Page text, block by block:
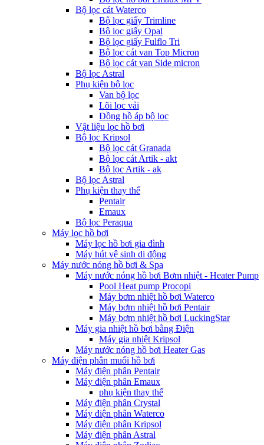
Bộ lọc cát Waterco
Bộ lọc giấy Trimline
Bộ lọc giấy Opal
Bộ lọc giấy Fulflo Tri
Bộ lọc cát van Top Micron
Bộ lọc cát van Side micron
Bộ lọc Astral
Phụ kiện bộ lọc
Van bộ lọc
Lõi lọc vải
Đồng hồ áp bộ lọc
Vật liệu lọc hồ bơi
Bộ lọc Kripsol
Bộ lọc cát Granada
Bộ lọc cát Artik - akt
Bộ lọc Artik - ak
Bộ lọc Astral
Phụ kiện thay thế
Pentair
Emaux
Bộ lọc Peraqua
Máy lọc hồ bơi
Máy lọc hồ bơi gia đình
Máy hút vệ sinh di động
Máy nước nóng hồ bơi & Spa
Máy nước nóng hồ bơi Bơm nhiệt - Heater Pump
Pool Heat pump Procopi
Máy bơm nhiệt hồ bơi Waterco
Máy bơm nhiệt hồ bơi Pentair
Máy bơm nhiệt hồ bơi LuckingStar
Máy gia nhiệt hồ bơi bằng Điện
Máy gia nhiệt Kripsol
Máy nước nóng hồ bơi Heater Gas
Máy điện phân muối hồ bơi
Máy điện phân Pentair
Máy điện phân Emaux
phụ kiện thay thế
Máy điện phân Crystal
Máy điện phân Waterco
Máy điện phân Kripsol
Máy điện phân Astral